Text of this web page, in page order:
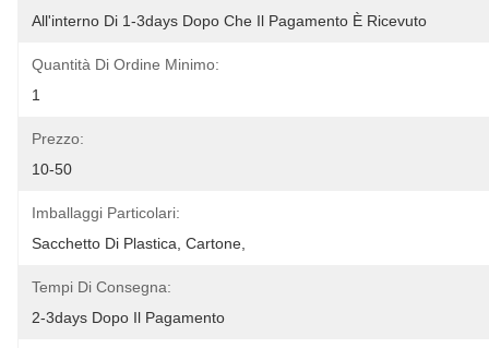
All'interno Di 1-3days Dopo Che Il Pagamento È Ricevuto
Quantità Di Ordine Minimo:
1
Prezzo:
10-50
Imballaggi Particolari:
Sacchetto Di Plastica, Cartone,
Tempi Di Consegna:
2-3days Dopo Il Pagamento